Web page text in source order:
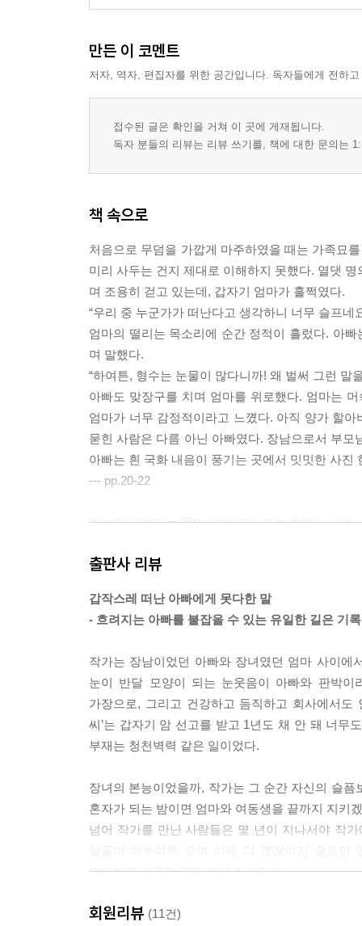
만든 이 코멘트
저자, 역자, 편집자를 위한 공간입니다. 독자들에게 전하
접수된 글은 확인을 거쳐 이 곳에 게재됩니다.
독자 분들의 리뷰는 리뷰 쓰기를, 책에 대한 문의는
책 속으로
처음으로 무덤을 가깝게 마주하였을 때는 가족묘
미리 사두는 건지 제대로 이해하지 못했다. 열댓
며 조용히 걷고 있는데, 갑자기 엄마가 훌쩍였다.
“우리 중 누군가가 떠난다고 생각하니 너무 슬프네
엄마의 떨리는 목소리에 순간 정적이 흘렀다. 아
며 말했다.
“하여튼, 형수는 눈물이 많다니까! 왜 벌써 그런 말
아빠도 맞장구를 치며 엄마를 위로했다. 엄마는
엄마가 너무 감정적이라고 느꼈다. 아직 양가 할
묻힌 사람은 다름 아닌 아빠였다. 장남으로서 부
아빠는 흰 국화 내음이 풍기는 곳에서 밋밋한 사진
--- pp.20-22
빈소가 꾸려지는 동안 근처 편의점에 들렀다. 나
멍하니 쳐다봤다. 적막을 뚫고 엄마가 피식 웃음을
놀란 내 표정을 보고 엄마는 말을 이어 나갔다. 아
단호하게 말하는 엄마를 붙잡고, 딱 한 입만 먹
식이나 마음껏 먹으라고 할 걸 그랬다고, 그래도
보았다. 직접 보지는 못했지만 또렷한 장면이었다.
--- pp.57-58
집으로 돌아가려고 자리에서 일어나니 발끝에
의 사랑으로 자라나고 있다는 걸.
--- p.119
석양빛이 들어찬 하늘을 바라보고 흐뭇하게 미소
출판사 리뷰
갑작스레 떠난 아빠에게 못다한 말
- 흐려지는 아빠를 붙잡을 수 있는 유일한 길은 기
작가는 장남이었던 아빠와 장녀였던 엄마 사이
눈이 반달 모양이 되는 눈웃음이 아빠와 판박이
가장으로, 그리고 건강하고 듬직하고 회사에서
씨’는 갑자기 암 선고를 받고 1년도 채 안 돼 너무
부재는 청천벽력 같은 일이었다.
장녀의 본능이었을까, 작가는 그 순간 자신의 슬
혼자가 되는 밤이면 엄마와 여동생을 끝까지 지키
넘어 작가를 만난 사람들은 몇 년이 지나서야 작
없었는지 자꾸만 글이 쓰고 싶어졌다.
작가가 처음으로 쓴 글은, 아빠를 여전히 그리워
회원리뷰 (11건)